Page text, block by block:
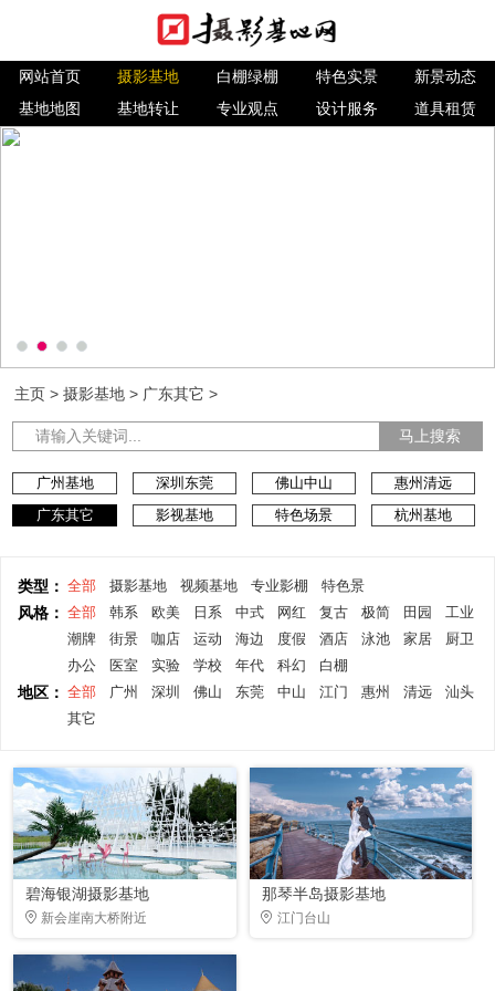
网站首页 摄影基地 白棚绿棚 特色实景
新景动态
基地地图
基地转让 专业观点 设计服务 道具租赁
主页 >摄影基地 > 广东其它 >
马上搜索
广州基地 深圳东莞 佛山中山
惠州清远
广东其它
影视基地 特色场景 杭州基地
类型： 全部 摄影基地 视频基地 专业影棚 特色景
风格： 全部 韩系 欧美 日系 中式 网红 复古 极简 田园
工业
潮牌
街景 咖店 运动 海边 度假 酒店 泳池 家居
厨卫
办公
医室 实验 学校 年代 科幻 白棚
地区： 全部 广州 深圳 佛山 东莞 中山 江门 惠州 清远
汕头
其它
碧海银湖摄影基地
新会崖南大桥附近
那琴半岛摄影基地
江门台山